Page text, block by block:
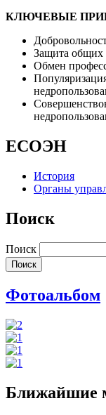
КЛЮЧЕВЫЕ
Защита общих
Обмен
ЕСОЭН
История
Органы
Поиск
Поиск
Фотоальбом
Ближайшие